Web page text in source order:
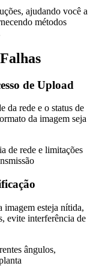
ajudando você a
métodos
de Upload
da rede e o status de
da imagem seja
de rede e limitações
imagem esteja nítida,
evite interferência de
ângulos,